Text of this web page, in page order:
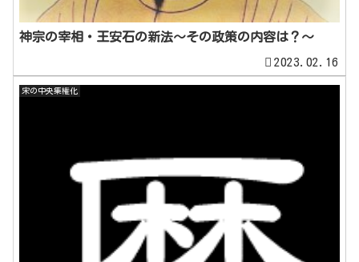
神宗の宰相・王安石の新法～その政策の内容は？～
2023.02.16
宋の中央集権化